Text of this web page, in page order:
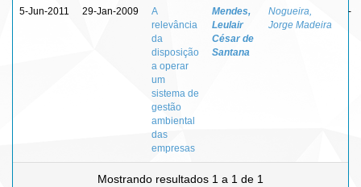
5-Jun-2011 29-Jan-2009
A
relevância
da
disposição
a operar
um
sistema de
gestão
ambiental
das
empresas
Mendes,
Leulair
César de
Santana
Nogueira,
Jorge Madeira
-
Mostrando resultados 1 a 1 de 1